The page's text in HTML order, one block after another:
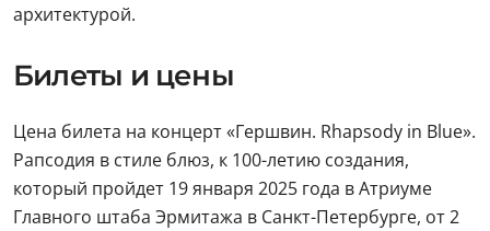
архитектурой.
Билеты и цены
Цена билета на концерт «Гершвин. Rhapsody in Blue».
Рапсодия в стиле блюз, к 100-летию создания,
который пройдет 19 января 2025 года в Атриуме
Главного штаба Эрмитажа в Санкт-Петербурге, от 2